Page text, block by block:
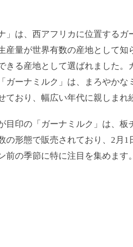
」は、西アフリカに位置するガ
産量が世界有数の産地として知
きる産地として選ばれました。
ガーナミルク」は、まろやかな
ており、幅広い年代に親しまれ
目印の「ガーナミルク」は、板
の形態で販売されており、2月
前の季節に特に注目を集めます。